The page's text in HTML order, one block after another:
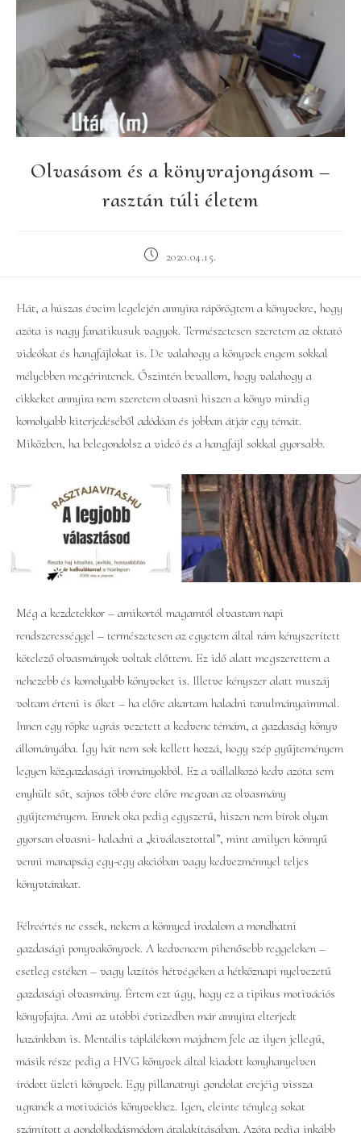
Olvasásom és a könyvrajongásom –
rasztán túli életem
Post
2020.04.15.
Hát, a húszas éveim legelején annyira rápörögtem a könyvekre, hogy
azóta is nagy fanatikusuk vagyok. Természetesen szeretem az oktató
videókat és hangfájlokat is. De valahogy a könyvek engem sokkal
mélyebben megérintenek. Őszintén bevallom, hogy valahogy a
cikkeket annyira nem szeretem olvasni hiszen a könyv mindig
komolyabb kiterjedéséből adódóan és jobban átjár egy témát.
Miközben, ha belegondolsz a videó és a hangfájl sokkal gyorsabb.
Még a kezdetekkor – amikortól magamtól olvastam napi
rendszerességgel – természetesen az egyetem által rám kényszerített
kötelező olvasmányok voltak előttem. Ez idő alatt megszerettem a
nehezebb és komolyabb könyveket is. Illetve kényszer alatt muszáj
voltam érteni is őket – ha előre akartam haladni tanulmányaimmal.
Innen egy röpke ugrás vezetett a kedvenc témám, a gazdaság könyv
állományába. Így hát nem sok kellett hozzá, hogy szép gyűjteményem
legyen közgazdasági irományokból. Ez a vállalkozó kedv azóta sem
enyhült sőt, sajnos több évre előre megvan az olvasmány
gyűjteményem. Ennek oka pedig egyszerű, hiszen nem bírok olyan
gyorsan olvasni- haladni a „kiválasztottal”, mint amilyen könnyű
venni manapság egy-egy akcióban vagy kedvezménnyel teljes
könyvtárakat.
Félreértés ne essék, nekem a könnyed irodalom a mondhatni
gazdasági ponyvakönyvek. A kedvencem pihenősebb reggeleken –
esetleg estéken – vagy lazítós hétvégéken a hétköznapi nyelvezetű
gazdasági olvasmány. Értem ezt úgy, hogy ez a tipikus motivációs
könyvfajta. Ami az utóbbi évtizedben már annyira elterjedt
hazánkban is. Mentális táplálékom majdnem fele az ilyen jellegű,
másik része pedig a HVG könyvek által kiadott konyhanyelven
íródott üzleti könyvek. Egy pillanatnyi gondolat erejéig vissza
ugranék a motivációs könyvekhez. Igen, eleinte tényleg sokat
számított a gondolkodásmódom átalakításában. Azóta pedig inkább